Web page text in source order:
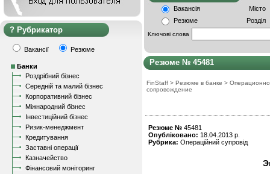
Рубрикатор
Вакансії Резюме
Банки
Роздрібний бізнес
Середній та малий бізнес
Корпоративний бізнес
Міжнародний бізнес
Інвестиційний бізнес
Ризик-менеджмент
Кредитування
Заставні операції
Казначейство
Фінансовий моніторинг
Вакансія
Місто
Резюме
Розділ
Ключові слова
Резюме № 45481
FinStaff > Резюме в банке >
сопровождение
Резюме № 45481
Опубліковано: 18.04.2013 р.
Рубрика: Операційний супровід